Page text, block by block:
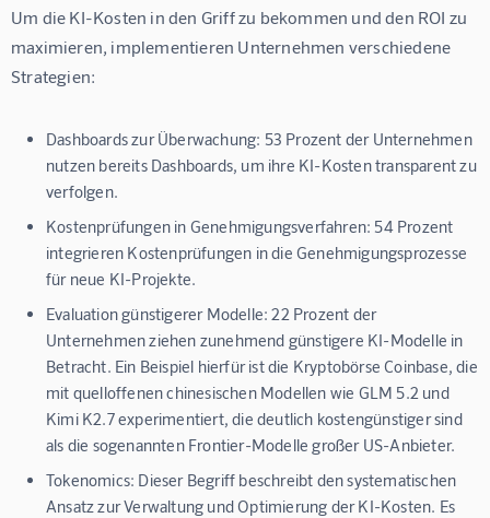
Um die KI-Kosten in den Griff zu bekommen und den ROI zu
maximieren, implementieren Unternehmen verschiedene
Strategien:
Dashboards zur Überwachung: 53 Prozent der Unternehmen
nutzen bereits Dashboards, um ihre KI-Kosten transparent zu
verfolgen.
Kostenprüfungen in Genehmigungsverfahren: 54 Prozent
integrieren Kostenprüfungen in die Genehmigungsprozesse
für neue KI-Projekte.
Evaluation günstigerer Modelle: 22 Prozent der
Unternehmen ziehen zunehmend günstigere KI-Modelle in
Betracht. Ein Beispiel hierfür ist die Kryptobörse Coinbase, die
mit quelloffenen chinesischen Modellen wie GLM 5.2 und
Kimi K2.7 experimentiert, die deutlich kostengünstiger sind
als die sogenannten Frontier-Modelle großer US-Anbieter.
Tokenomics: Dieser Begriff beschreibt den systematischen
Ansatz zur Verwaltung und Optimierung der KI-Kosten. Es